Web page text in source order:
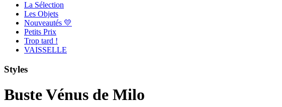
La Sélection
Les Objets
Nouveautés 💛
Petits Prix
Trop tard !
VAISSELLE
Styles
Buste Vénus de Milo